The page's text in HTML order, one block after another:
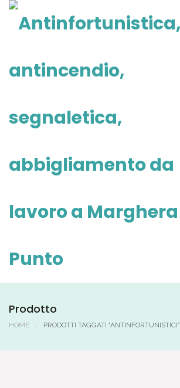
Prodotto
HOME PRODOTTI TAGGATI “ANTINFORTUNISTICI”